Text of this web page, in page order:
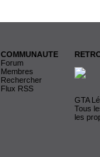
COMMUNAUTE
Forum
Membres
Rechercher
Flux RSS
GTA
Tous
les